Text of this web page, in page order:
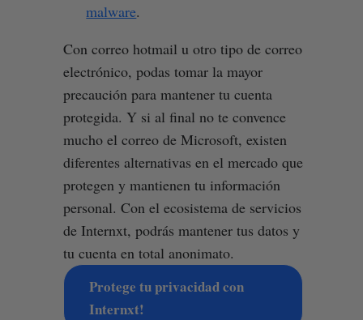
malware.
Con correo hotmail u otro tipo de correo
electrónico, podas tomar la mayor
precaución para mantener tu cuenta
protegida. Y si al final no te convence
mucho el correo de Microsoft, existen
diferentes alternativas en el mercado que
protegen y mantienen tu información
personal. Con el ecosistema de servicios
de Internxt, podrás mantener tus datos y
tu cuenta en total anonimato.
Protege tu privacidad con
Internxt!